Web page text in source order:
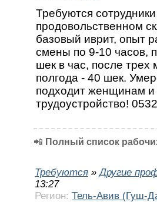
Требуются
продовольственном
базовый иврит, опыт
смены по 9-10 часов,
шек в час, после трех
полгода - 40 шек.
подходит женщинам
трудоустройство!
📲 Полный список
Требуются »Другие
13:27
Регион: Тель-Авив (Гуш-